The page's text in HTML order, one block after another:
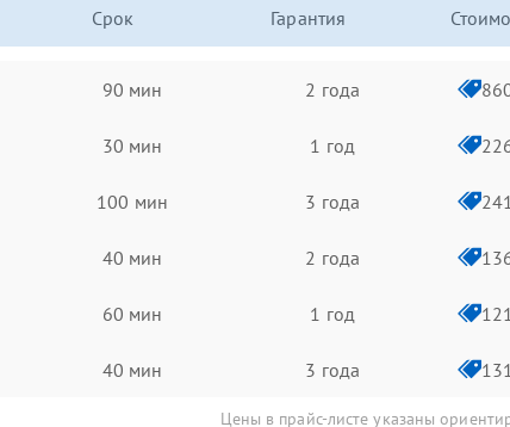
Срок Гарантия
90 мин 2 года
30 мин 1 год
100 мин 3 года
40 мин 2 года
60 мин 1 год
40 мин 3 года
Цены в прайс-листе указаны